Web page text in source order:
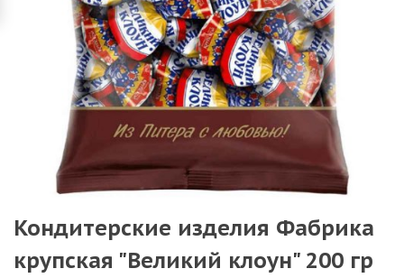
Кондитерские изделия Фабрика
крупская "Великий клоун" 200 гр